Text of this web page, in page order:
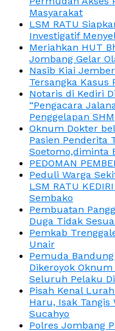
Masyarakat
LSM RATU
Investigatif
Meriahkan HUT
Jombang Gelar
Nasib Kiai
Tersangka Kasus
Notaris di Kediri
“Pengacara
Penggelapan SHM
Oknum Dokter
Pasien Penderita
Soetomo,diminta
PEDOMAN
Peduli Warga
LSM RATU
Sembako
Pembuatan
Duga Tidak
Pemkab
Unair
Pemuda
Dikeroyok
Seluruh Pelaku
Pisah Kenal
Haru, Isak Tangis
Sucahyo
Polres Jombang